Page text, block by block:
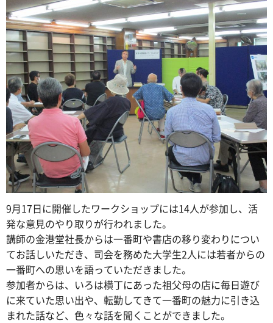
9月17日に開催したワークショップには14人が参加し、活
発な意見のやり取りが行われました。
講師の金港堂社長からは一番町や書店の移り変わりについ
てお話しいただき、司会を務めた大学生2人には若者からの
一番町への思いを語っていただきました。
参加者からは、いろは横丁にあった祖父母の店に毎日遊び
に来ていた思い出や、転勤してきて一番町の魅力に引き込
まれた話など、色々な話を聞くことができました。